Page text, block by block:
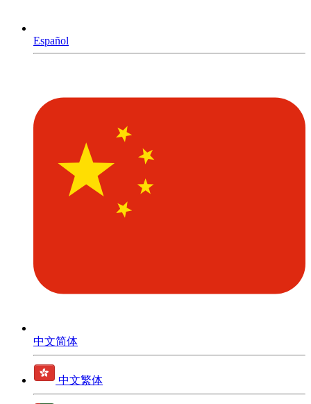
Español
中文简体
中文繁体